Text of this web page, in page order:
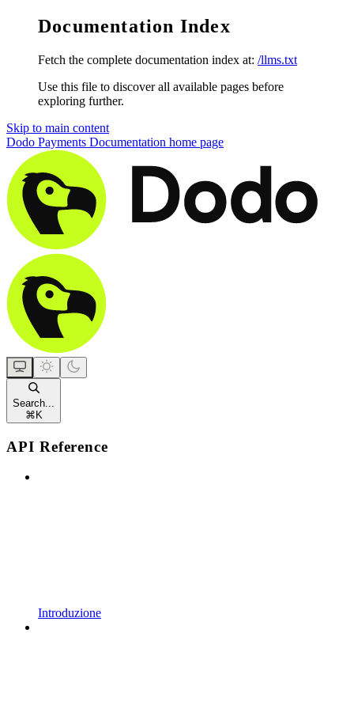
Documentation Index
Fetch the complete documentation index at: /llms.txt
Use this file to discover all available pages before
exploring further.
Skip to main content
Dodo Payments Documentation home page
Search...
⌘ K
API Reference
Introduzione